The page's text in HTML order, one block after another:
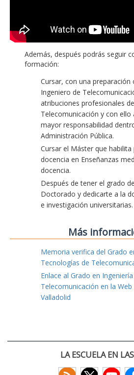
Además, después podrás seguir
formación:
Cursar, con una
Ingeniero de
atribuciones profesionales
Telecomunicación y con ello
mayor responsabilidad
Administración Pública.
Cursar el Máster que
docencia en Enseñanzas
docencia.
Después de tener el grado
Doctorado y dedicarte a la
e investigación universitarias.
Más
Memoria verifica del Grado
Tecnologías de
Enlace al Grado en
Telecomunicación en la
Valladolid
LA ESCUELA EN